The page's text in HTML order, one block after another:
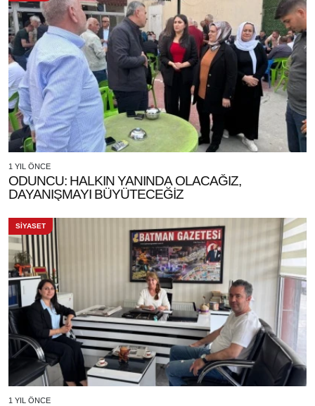
1 YIL ÖNCE
ODUNCU: HALKIN YANINDA OLACAĞIZ,
DAYANIŞMAYI BÜYÜTECEĞİZ
SİYASET
1 YIL ÖNCE